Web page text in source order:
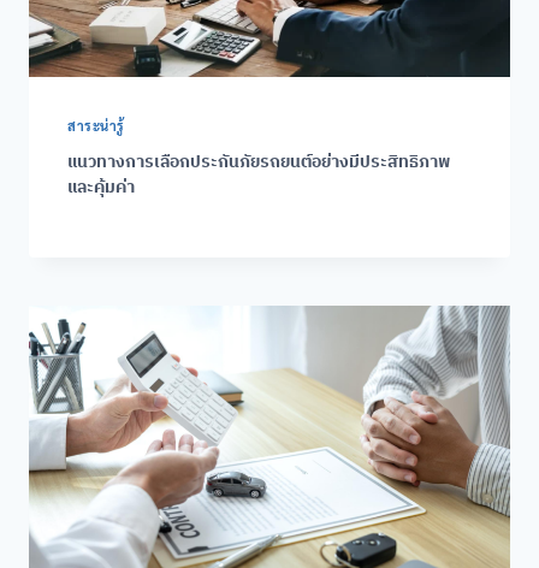
สาระน่ารู้
แนวทางการเลือกประกันภัยรถยนต์อย่างมีประสิทธิภาพ
และคุ้มค่า